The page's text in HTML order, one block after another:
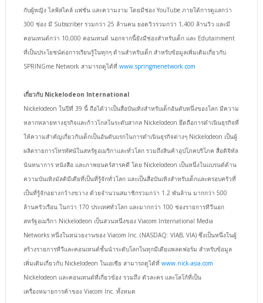
กับผู้หญิง ไลฟ์สไตล์ แฟชั่น และความงาม โดยมีช่อง YouTube ภายใต้การดูแลกว่า
300 ช่อง มี Subscriber รวมกว่า 25 ล้านคน ยอดวิวรวมกว่า 1,400 ล้านวิว และมี
คอนเทนต์กว่า 10,000 คอนเทนต์ นอกจากนี้ยังมีช่องสำหรับเด็ก และ Edutainment
ที่เป็นประโยชน์ต่อการเรียนรู้ในทุกๆ ด้านสำหรับเด็ก สำหรับข้อมูลเพิ่มเติมเกี่ยวกับ
SPRINGme Network สามารถดูได้ที่ www.springmenetwork.com
เกี่ยวกับ Nickelodeon International
Nickelodeon ในปีที่ 39 นี้ ถือได้ว่าเป็นสื่อบันเทิงสำหรับเด็กอันดับหนึ่งของโลก มีความ
หลากหลายทางธุรกิจและก้าวไกลในระดับสากล Nickelodeon ยึดถือการดำเนินธุรกิจที่
ให้ความสำคัญเกี่ยวกับเด็กเป็นอันดับแรกในการดำเนินธุรกิจต่างๆ Nickelodeon เป็นผู้
ผลิตรายการโทรทัศน์ในสหรัฐอเมริกาและทั่วโลก รวมถึงสินค้าอุปโภคบริโภค สื่อดิจิทัล
นันทนาการ หนังสือ และภาพยนตร์สารคดี โดย Nickelodeon เป็นหนึ่งในแบรนด์ด้าน
ความบันเทิงมัลติมีเดียที่เป็นที่รู้จักทั่วโลก และเป็นสื่อบันเทิงสำหรับเด็กและครอบครัวที่
เป็นที่รู้จักอย่างกว้างขวาง ด้วยจำนวนสมาชิกรวมกว่า 1.2 พันล้าน มากกว่า 500
ล้านครัวเรือน ในกว่า 170 ประเทศทั่วโลก และมากกว่า 100 ช่องรายการทีวีนอก
สหรัฐอเมริกา Nickelodeon เป็นส่วนหนึ่งของ Viacom International Media
Networks หนึ่งในหน่วยงานของ Viacom Inc. (NASDAQ: VIAB, VIA) ซึ่งเป็นหนึ่งในผู้
สร้างรายการทีวีและคอนเทนต์ชั้นนำระดับโลกในทุกมีเดียแพลตฟอร์ม สำหรับข้อมูล
เพิ่มเติมเกี่ยวกับ Nickelodeon ในเอเชีย สามารถดูได้ที่ www.nick-asia.com
Nickelodeon และคอนเทนต์ที่เกี่ยวข้อง รวมถึง ตัวละคร และโลโก้ที่เป็น
เครื่องหมายการค้าของ Viacom Inc. ทั้งหมด